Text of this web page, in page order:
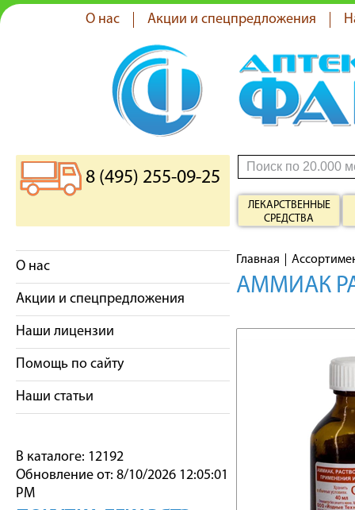
О нас Акции и спецпредложения
8 (495) 255-09-25
ЛЕКАРСТВЕННЫЕ
СРЕДСТВА
О нас
Акции и спецпредложения
Наши лицензии
Помощь по сайту
Наши статьи
В каталоге: 12192
Обновление от: 8/10/2026 12:05:01
PM
Главная
АММИАК